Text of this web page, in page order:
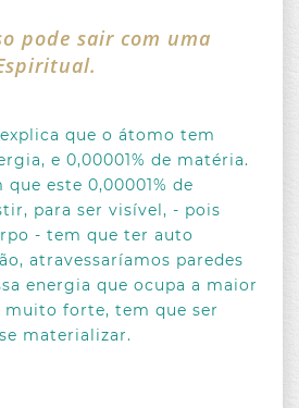
pode sair com uma
que o átomo tem
e 0,00001% de matéria.
este 0,00001% de
para ser visível, - pois
- tem que ter auto
atravessaríamos paredes
energia que ocupa a maior
forte, tem que ser
materializar.